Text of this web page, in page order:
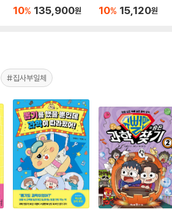
트
10% 135,900원 10% 15,120원
#집사부일체